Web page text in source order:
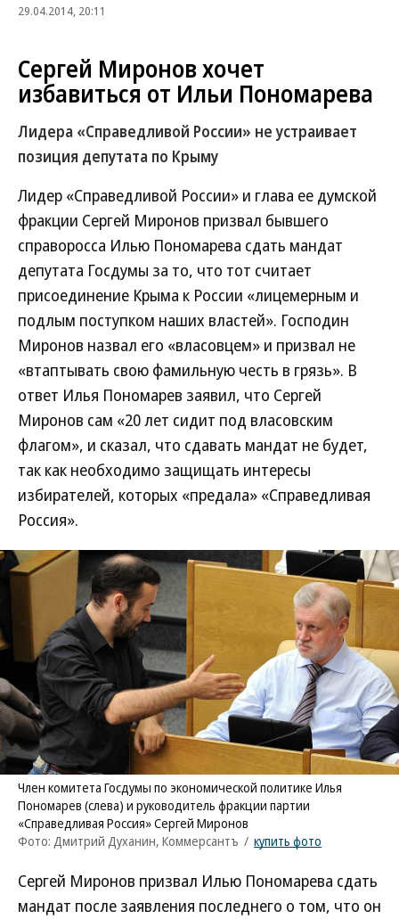
29.04.2014, 20:11
Сергей Миронов хочет
избавиться от Ильи Пономарева
Лидера «Справедливой России» не устраивает
позиция депутата по Крыму
Лидер «Справедливой России» и глава ее думской
фракции Сергей Миронов призвал бывшего
справоросса Илью Пономарева сдать мандат
депутата Госдумы за то, что тот считает
присоединение Крыма к России «лицемерным и
подлым поступком наших властей». Господин
Миронов назвал его «власовцем» и призвал не
«втаптывать свою фамильную честь в грязь». В
ответ Илья Пономарев заявил, что Сергей
Миронов сам «20 лет сидит под власовским
флагом», и сказал, что сдавать мандат не будет,
так как необходимо защищать интересы
избирателей, которых «предала» «Справедливая
Россия».
Член комитета Госдумы по экономической политике Илья
Пономарев (слева) и руководитель фракции партии
«Справедливая Россия» Сергей Миронов
Фото: Дмитрий Духанин, Коммерсантъ / купить фото
Сергей Миронов призвал Илью Пономарева сдать
мандат после заявления последнего о том, что он